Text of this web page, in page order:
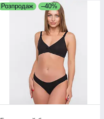
Розпродаж –40%